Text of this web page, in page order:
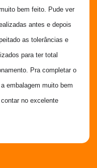
bem feito. Pude ver
antes e depois
as tolerâncias e
para ter total
Pra completar o
embalagem muito bem
no excelente